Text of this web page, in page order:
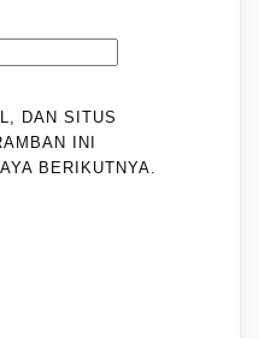
DAN SITUS
INI
BERIKUTNYA.